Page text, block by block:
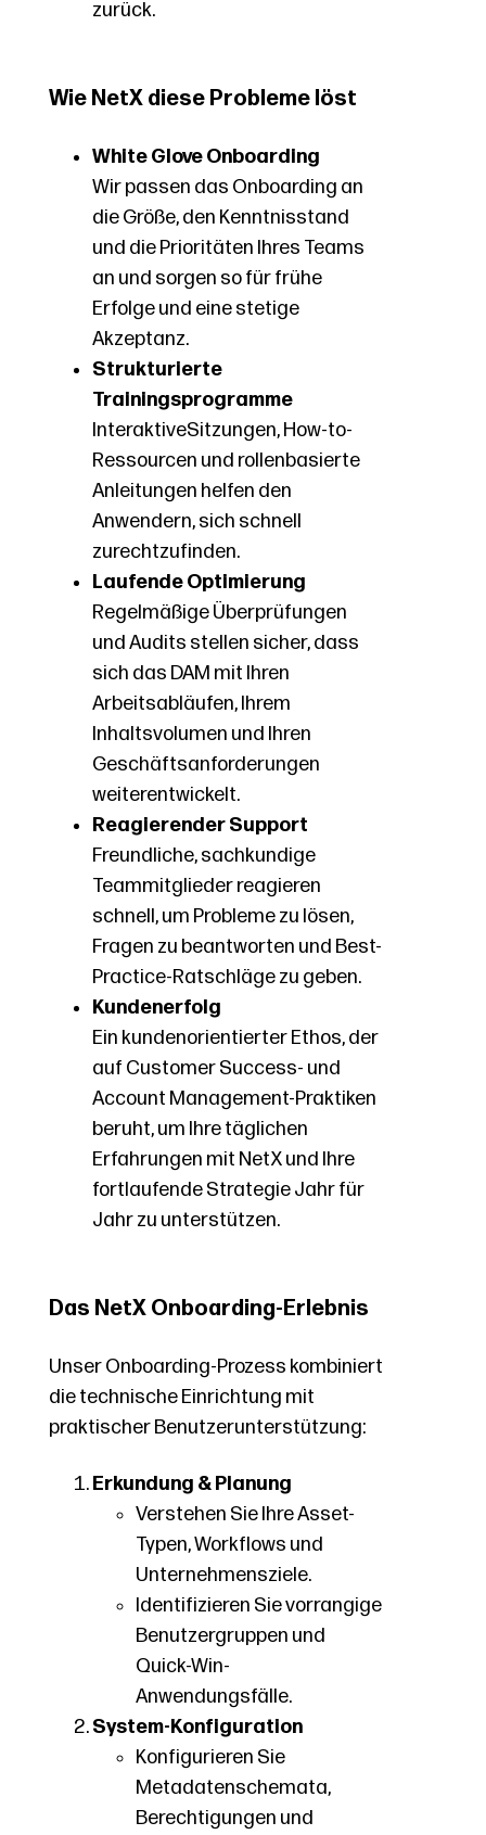
zurück.
Wie NetX diese Probleme löst
White Glove Onboarding
Wir passen das Onboarding an
die Größe, den Kenntnisstand
und die Prioritäten Ihres Teams
an und sorgen so für frühe
Erfolge und eine stetige
Akzeptanz.
Strukturierte
Trainingsprogramme
InteraktiveSitzungen, How-to-
Ressourcen und rollenbasierte
Anleitungen helfen den
Anwendern, sich schnell
zurechtzufinden.
Laufende Optimierung
Regelmäßige Überprüfungen
und Audits stellen sicher, dass
sich das DAM mit Ihren
Arbeitsabläufen, Ihrem
Inhaltsvolumen und Ihren
Geschäftsanforderungen
weiterentwickelt.
Reagierender Support
Freundliche, sachkundige
Teammitglieder reagieren
schnell, um Probleme zu lösen,
Fragen zu beantworten und Best-
Practice-Ratschläge zu geben.
Kundenerfolg
Ein kundenorientierter Ethos, der
auf Customer Success- und
Account Management-Praktiken
beruht, um Ihre täglichen
Erfahrungen mit NetX und Ihre
fortlaufende Strategie Jahr für
Jahr zu unterstützen.
Das NetX Onboarding-Erlebnis
Unser Onboarding-Prozess kombiniert
die technische Einrichtung mit
praktischer Benutzerunterstützung:
Erkundung & Planung
Verstehen Sie Ihre Asset-
Typen, Workflows und
Unternehmensziele.
Identifizieren Sie vorrangige
Benutzergruppen und
Quick-Win-
Anwendungsfälle.
System-Konfiguration
Konfigurieren Sie
Metadatenschemata,
Berechtigungen und